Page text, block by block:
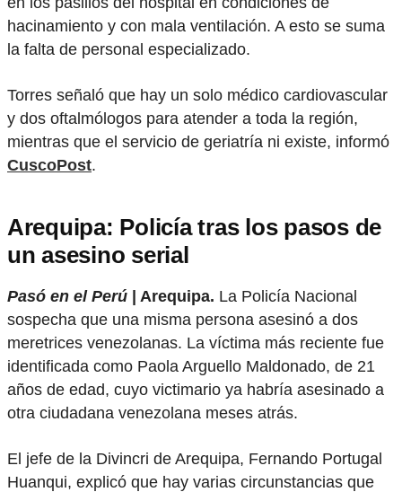
hacinamiento y con mala ventilación. A esto se suma
la falta de personal especializado.
Torres señaló que hay un solo médico cardiovascular
y dos oftalmólogos para atender a toda la región,
mientras que el servicio de geriatría ni existe, informó
CuscoPost.
Arequipa: Policía tras los pasos de
un asesino serial
Pasó en el Perú | Arequipa. La Policía Nacional
sospecha que una misma persona asesinó a dos
meretrices venezolanas. La víctima más reciente fue
identificada como Paola Arguello Maldonado, de 21
años de edad, cuyo victimario ya habría asesinado a
otra ciudadana venezolana meses atrás.
El jefe de la Divincri de Arequipa, Fernando Portugal
Huanqui, explicó que hay varias circunstancias que